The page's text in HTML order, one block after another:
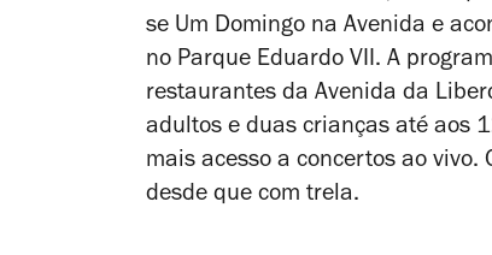
se Um Domingo na Avenida e
no Parque Eduardo VII. A
restaurantes da Avenida da
adultos e duas crianças até aos
mais acesso a concertos ao
desde que com trela.